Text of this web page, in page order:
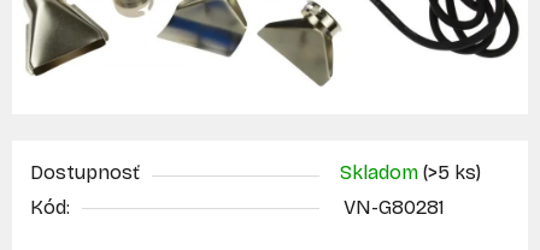
Dostupnosť Skladom (>5 ks)
Kód:
VN-G80281